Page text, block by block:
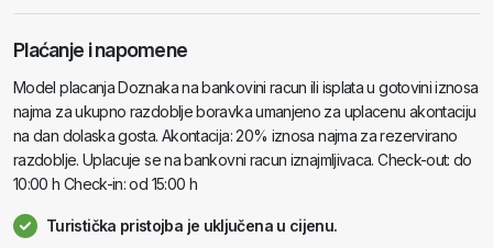
Plaćanje i napomene
Model placanja Doznaka na bankovini racun ili isplata u gotovini iznosa
najma za ukupno razdoblje boravka umanjeno za uplacenu akontaciju
na dan dolaska gosta. Akontacija: 20% iznosa najma za rezervirano
razdoblje. Uplacuje se na bankovni racun iznajmljivaca. Check-out: do
10:00 h Check-in: od 15:00 h
Turistička pristojba je uključena u cijenu.